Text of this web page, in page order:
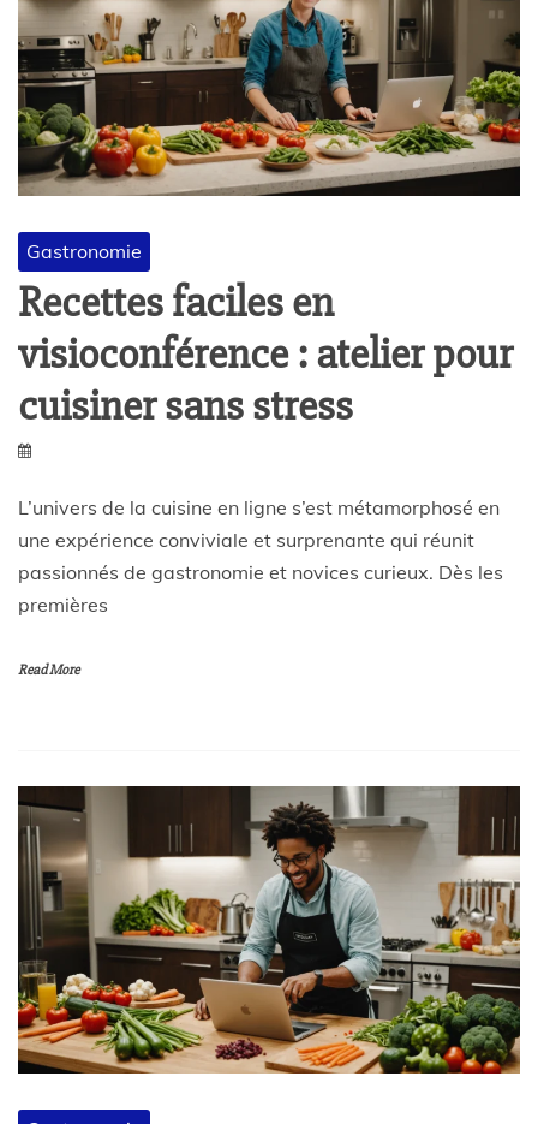
Gastronomie
Recettes faciles en
visioconférence : atelier pour
cuisiner sans stress
L’univers de la cuisine en ligne s’est métamorphosé en
une expérience conviviale et surprenante qui réunit
passionnés de gastronomie et novices curieux. Dès les
premières
Read More